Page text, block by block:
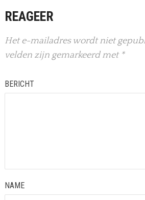
REAGEER
Het e-mailadres wordt niet
velden zijn gemarkeerd met *
BERICHT
NAME